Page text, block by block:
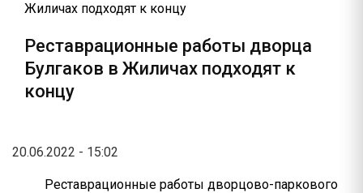
Жиличах подходят к концу
Реставрационные работы дворца
Булгаков в Жиличах подходят к
концу
20.06.2022 - 15:02
Реставрационные работы дворцово-паркового